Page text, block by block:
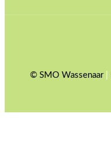
© SMO Wassenaar|